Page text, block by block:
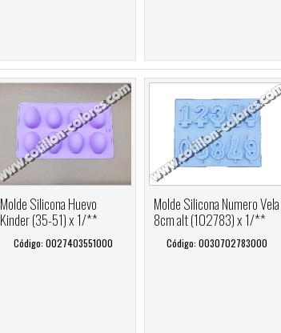
Molde Silicona Huevo
Kinder (35-51) x 1/**
Código: 0027403551000
Molde Silicona Numero Vela
8cm alt (102783) x 1/**
Código: 0030702783000